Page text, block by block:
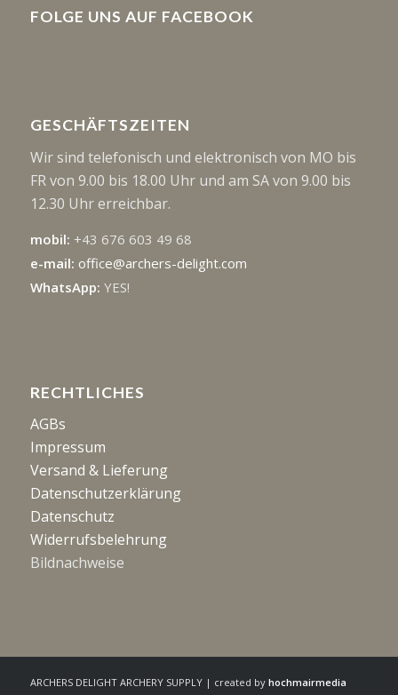
FOLGE UNS AUF FACEBOOK
GESCHÄFTSZEITEN
Wir sind telefonisch und elektronisch von MO bis
FR von 9.00 bis 18.00 Uhr und am SA von 9.00 bis
12.30 Uhr erreichbar.
mobil: +43 676 603 49 68
e-mail: office@archers-delight.com
WhatsApp: YES!
RECHTLICHES
AGBs
Impressum
Versand & Lieferung
Datenschutzerklärung
Datenschutz
Widerrufsbelehrung
Bildnachweise
ARCHERS DELIGHT ARCHERY SUPPLY | created by hochmairmedia